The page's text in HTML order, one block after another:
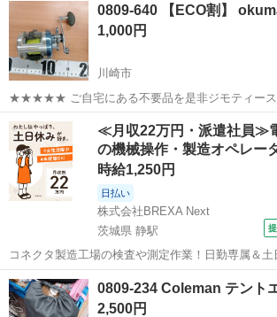
0809-640 【ECO割】
1,000円
川崎市
★★★★★ ご自宅にある不要品を是非ジモティース
みしませんか？ 家電、趣味・スポーツ・レジャー
衣料服飾品、生活雑貨、家具、本、CD・DVDなど
ち込めます！ ※詳細はこ...
神奈川 川崎市 その他 okuma
≪月収22万円・派遣社員≫
の機械操作・製造オペレー
時給1,250円
日払い
株式会社BREXA Next
茨城県 静駅
コネクタ製造工場の検査や測定作業！日勤専属＆
日128日★クリーンルーム内作業★マイカー通勤OK
★就業先食堂利用可！日払い制度あり！《茨城県常陸大
工場のお仕事 ◇コネクタ製造工...
茨城 常陸大宮市
0809-234 Coleman テント
2,500円